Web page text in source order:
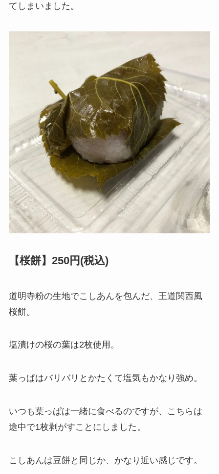
てしまいました。
【桜餅】250円(税込)
道明寺粉の生地でこしあんを包んだ、王道関西風
桜餅。
塩漬けの桜の葉は2枚使用。
葉っぱはバリバリとかたくて塩気もかなり強め。
いつも葉っぱは一緒に食べるのですが、こちらは
途中で1枚剥がすことにしました。
こしあんは豆餅と同じか、かなり近い感じです。